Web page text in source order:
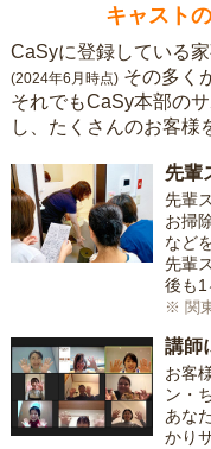
キャスト
CaSyに登録している
(2024年6月時点) その多く
それでもCaSy本部の
し、たくさんのお客様
先輩
先輩
お掃
など
先輩
後も1
※ 関
講師
お客
ン・
あな
かり